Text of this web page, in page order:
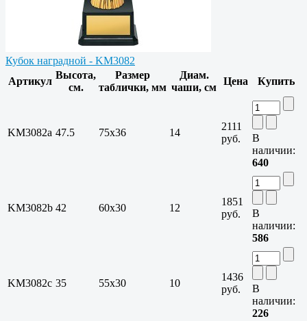
Кубок наградной - KM3082
Артикул
Высота,
см.
Размер
таблички, мм
Диам.
чаши, см
Цена Купить
KM3082a 47.5 75х36 14
2111
руб.
В
наличии:
640
KM3082b 42 60х30 12
1851
руб.
В
наличии:
586
KM3082c 35 55х30 10
1436
руб.
В
наличии:
226